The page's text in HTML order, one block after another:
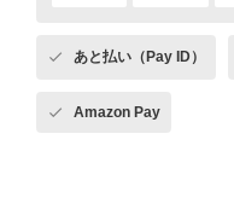
あと払い（Pay ID）
Amazon Pay